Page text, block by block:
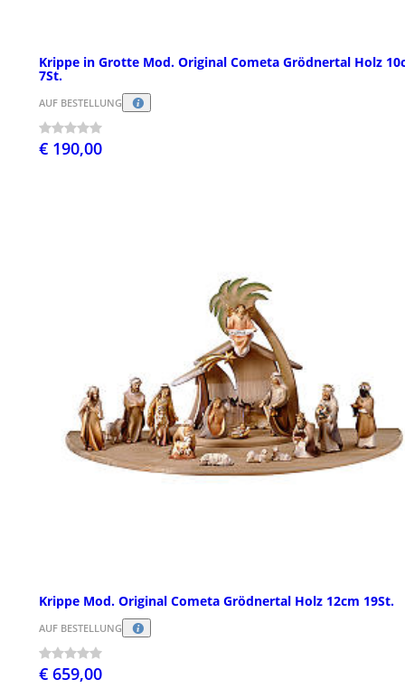
Krippe in Grotte Mod. Original Cometa Grödnertal Holz
7St.
AUF BESTELLUNG
€ 190,00
Krippe Mod. Original Cometa Grödnertal Holz 12cm 19St.
AUF BESTELLUNG
€ 659,00